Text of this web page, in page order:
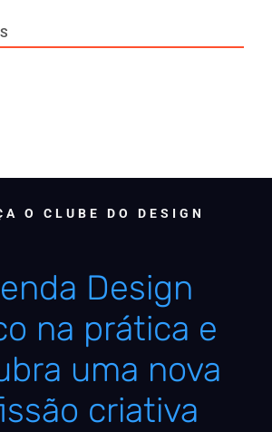
O CLUBE DO DESIGN
Design
na prática e
uma nova
criativa